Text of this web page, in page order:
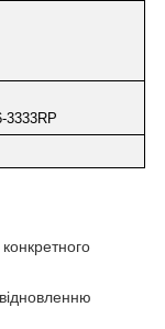
3333RP